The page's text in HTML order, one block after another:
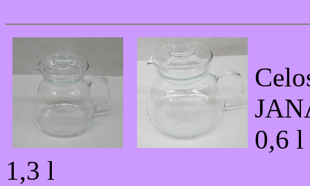
0,6 l
1,3 l